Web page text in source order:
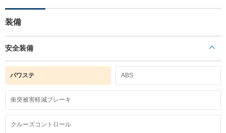
装備
安全装備
パワステ ABS
衝突被害軽減ブレーキ
クルーズコントロール